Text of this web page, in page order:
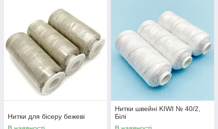
Нитки для бісеру бежеві
Нитки швейні KIWI № 40/2,
Білі